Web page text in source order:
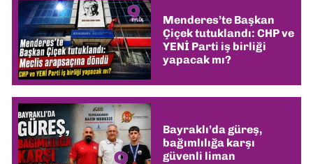
Menderes’te Başkan
Çiçek tutuklandı: CHP ve
YENİ Parti iş birliği
yapacak mı?
Bayraklı’da güreş,
bağımlılığa karşı
güvenli liman